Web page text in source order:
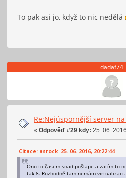
To pak asi jo, když to nic nedělá
dadaf74
Re:Nejúspornější server
« Odpověď #29 kdy: 25. 06.
Citace: asrock 25. 06. 2016, 20:22:44
Ono to časem snad pošlape a zatím to
tak 8. Rozhodně tam nemám